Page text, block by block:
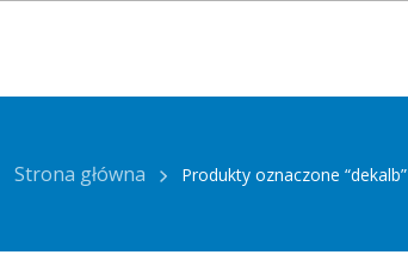
Strona główna Produkty oznaczone “dekalb”